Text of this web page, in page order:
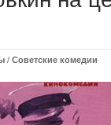
/ Советские комедии